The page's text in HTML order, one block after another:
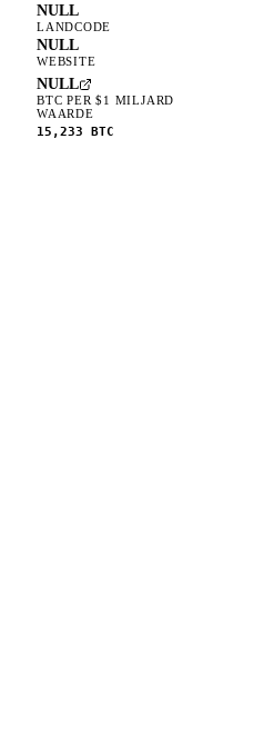
NULL
LANDCODE
NULL
WEBSITE
NULL
BTC PER $1 MILJARD
WAARDE
15,233 BTC